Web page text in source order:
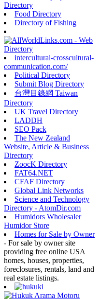
Directory
Food Directory
Directory of Fishing
intercultural-crosscultural-
communication.com/
Political Directory
Submit Blog Directory
台灣目錄網 Taiwan
Directory
UK Travel Directory
LADDH
SEO Pack
The New Zealand
Website, Article & Business
Directory
ZoocK Directory
FAT64.NET
CFAF Directory
Global Link Networks
Science and Technology
Directory - AtomDir.com
Humidors Wholesaler
Humidor Store
Homes for Sale by Owner
- For sale by owner site
providing free online USA
homes, houses, properties,
foreclosures, rentals, land and
real estate listings.